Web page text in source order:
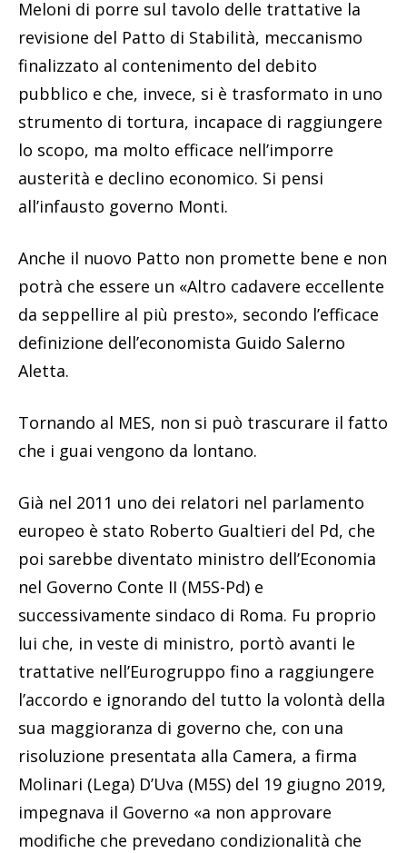
Meloni di porre sul tavolo delle trattative la
revisione del Patto di Stabilità, meccanismo
finalizzato al contenimento del debito
pubblico e che, invece, si è trasformato in uno
strumento di tortura, incapace di raggiungere
lo scopo, ma molto efficace nell’imporre
austerità e declino economico. Si pensi
all’infausto governo Monti.
Anche il nuovo Patto non promette bene e non
potrà che essere un «Altro cadavere eccellente
da seppellire al più presto», secondo l’efficace
definizione dell’economista Guido Salerno
Aletta.
Tornando al MES, non si può trascurare il fatto
che i guai vengono da lontano.
Già nel 2011 uno dei relatori nel parlamento
europeo è stato Roberto Gualtieri del Pd, che
poi sarebbe diventato ministro dell’Economia
nel Governo Conte II (M5S-Pd) e
successivamente sindaco di Roma. Fu proprio
lui che, in veste di ministro, portò avanti le
trattative nell’Eurogruppo fino a raggiungere
l’accordo e ignorando del tutto la volontà della
sua maggioranza di governo che, con una
risoluzione presentata alla Camera, a firma
Molinari (Lega) D’Uva (M5S) del 19 giugno 2019,
impegnava il Governo «a non approvare
modifiche che prevedano condizionalità che